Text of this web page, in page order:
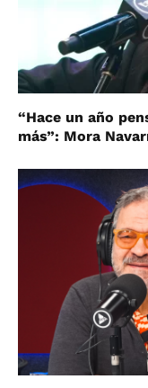
“Hace un año
más”: Mora